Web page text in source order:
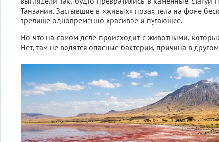
Танзании. Застывшие в «живых» позах тела на фоне
зрелище одновременно красивое и пугающее.
Но что на самом деле происходит с животными,
Нет, там не водятся опасные бактерии, причина в